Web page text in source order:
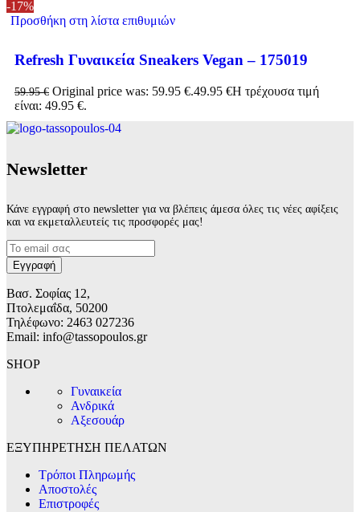
-17%
Προσθήκη στη λίστα επιθυμιών
Refresh Γυναικεία Sneakers Vegan – 175019
59.95€ Original price was: 59.95 €.49.95 €Η τρέχουσα τιμή
είναι: 49.95 €.
Νewsletter
Κάνε εγγραφή στο newsletter για να βλέπεις άμεσα όλες τις νέες αφίξεις
και να εκμεταλλευτείς τις προσφορές μας!
Βασ. Σοφίας 12,
Πτολεμαΐδα, 50200
Τηλέφωνο: 2463 027236
Email: info@tassopoulos.gr
SHOP
Γυναικεία
Ανδρικά
Αξεσουάρ
ΕΞΥΠΗΡΕΤΗΣΗ ΠΕΛΑΤΩΝ
Τρόποι Πληρωμής
Αποστολές
Επιστροφές